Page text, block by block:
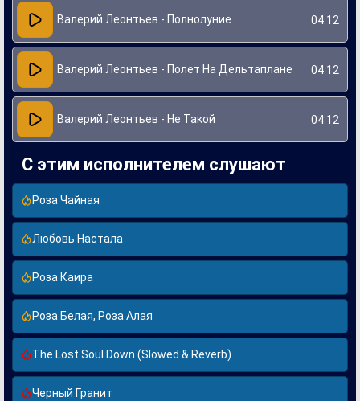
Валерий Леонтьев - Полнолуние 04:12
Валерий Леонтьев - Полет На Дельтаплане 04:12
Валерий Леонтьев - Не Такой 04:12
С этим исполнителем слушают
Роза Чайная
Любовь Настала
Роза Каира
Роза Белая, Роза Алая
The Lost Soul Down (Slowed & Reverb)
Черный Гранит